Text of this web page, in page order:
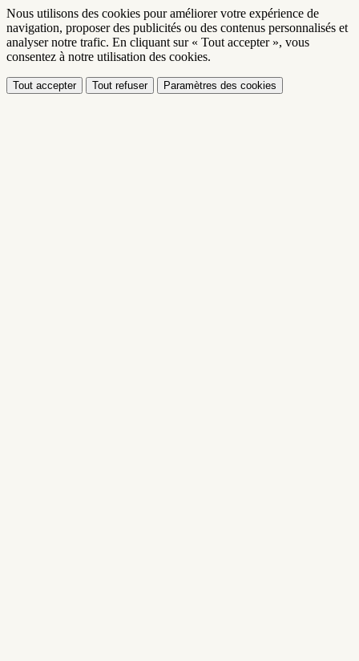
Nous utilisons des cookies pour améliorer votre expérience de
navigation, proposer des publicités ou des contenus personnalisés et
analyser notre trafic. En cliquant sur « Tout accepter », vous
consentez à notre utilisation des cookies.
Tout accepter Tout refuser Paramètres des cookies